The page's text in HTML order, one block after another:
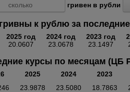
гривен в рубли
к рублю за
2025 год
20.0607
2024 год
23.0678
2023 год
23.1497
курсы по месяцам (ЦБ
2025 2024 2023
23.9878 23.5080 18.7863